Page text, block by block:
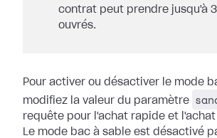
contrat peut prendre jusqu'à
ouvrés.
Pour activer ou désactiver le mode
modifiez la valeur du paramètre
requête pour l'achat rapide et l'achat
Le mode bac à sable est désactivé